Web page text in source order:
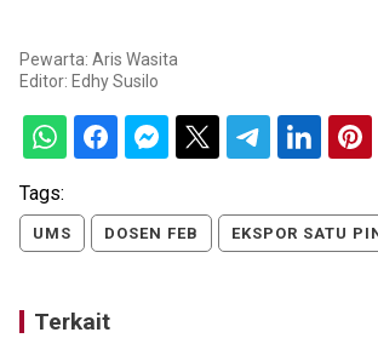
Pewarta: Aris Wasita
Editor: Edhy Susilo
Tags:
UMS DOSEN FEB EKSPOR SATU
Terkait